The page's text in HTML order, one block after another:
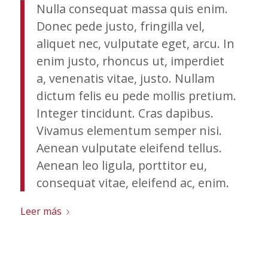
Nulla consequat massa quis enim.
Donec pede justo, fringilla vel,
aliquet nec, vulputate eget, arcu. In
enim justo, rhoncus ut, imperdiet
a, venenatis vitae, justo. Nullam
dictum felis eu pede mollis pretium.
Integer tincidunt. Cras dapibus.
Vivamus elementum semper nisi.
Aenean vulputate eleifend tellus.
Aenean leo ligula, porttitor eu,
consequat vitae, eleifend ac, enim.
Leer más